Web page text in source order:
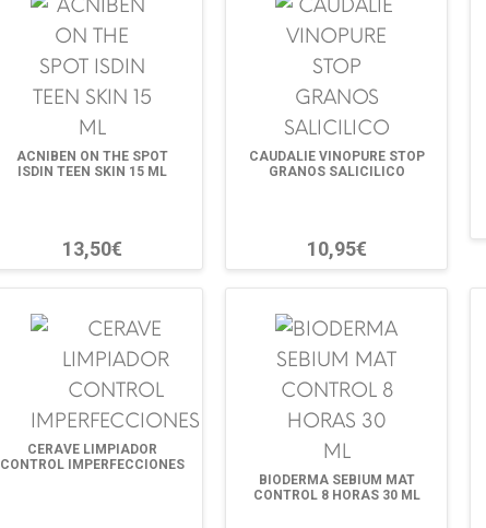
ACNIBEN ON THE SPOT
ISDIN TEEN SKIN 15 ML
13,50€
CAUDALIE VINOPURE STOP
GRANOS SALICILICO
10,95€
CERAVE LIMPIADOR
CONTROL IMPERFECCIONES
BIODERMA SEBIUM MAT
CONTROL 8 HORAS 30 ML